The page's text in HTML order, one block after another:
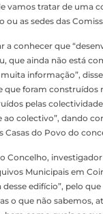
vamos tratar de uma
ou as sedes das
a conhecer que
que ainda não está
informação”,
foram construídos
pelas
colectivo”, dando
Casas do Povo do
Concelho,
Municipais em
edifício”, pelo
o que não sabemos,